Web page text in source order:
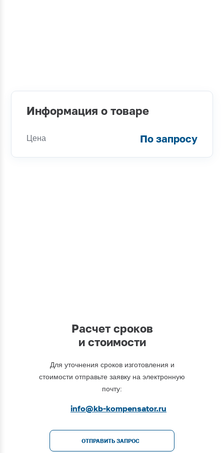
Информация о товаре
Цена По запросу
Расчет сроков
и стоимости
Для уточнения сроков изготовления и
стоимости отправьте заявку на электронную
почту:
info@kb-kompensator.ru
ОТПРАВИТЬ ЗАПРОС